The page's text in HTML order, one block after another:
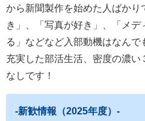
から新聞製作を始めた人ばかり
き」、「写真が好き」、「メ
る」などなど入部動機はなん
充実した部活生活、密度の濃
なしです！
-新歓情報（2025年度）-